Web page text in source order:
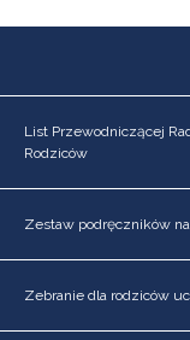
List Przewodniczącej
Rodziców
Zestaw podręczników
Zebranie dla rodziców